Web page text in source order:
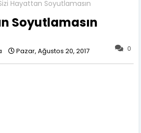
Hayattan Soyutlamasın
Soyutlamasın
0
Pazar, Ağustos 20, 2017